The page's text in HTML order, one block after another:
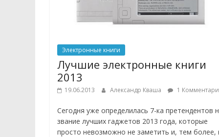
Электронные книги
Лучшие электронные книги
2013
19.06.2013 Александр Кваша 1
Сегодня уже определилась 7-ка претендентов
звание лучших гаджетов 2013 года, которые
просто невозможно не заметить и, тем более,